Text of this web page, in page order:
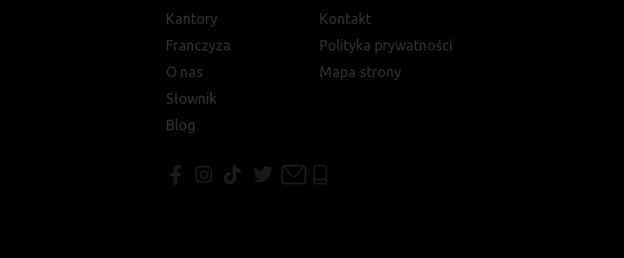
Kantory
Franczyza
O nas
Słownik
Blog
Kontakt
Polityka prywatności
Mapa strony